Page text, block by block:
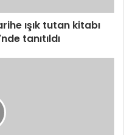
ışık tutan kitabı
tanıtıldı